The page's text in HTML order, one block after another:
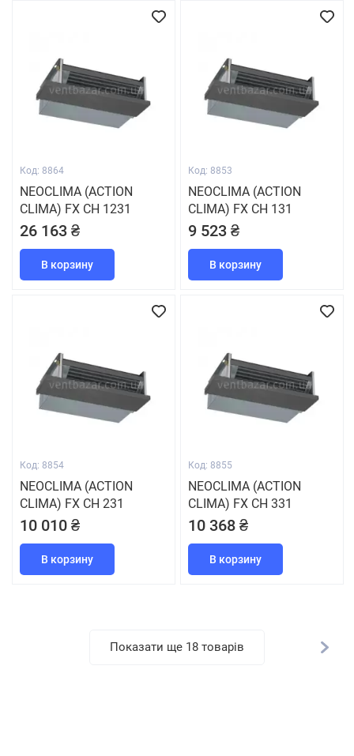
Код: 8864
NEOCLIMA (ACTION
CLIMA) FX CH 1231
26 163 ₴
В корзину
Код: 8853
NEOCLIMA (ACTION
CLIMA) FX CH 131
9 523 ₴
В корзину
Код: 8854
NEOCLIMA (ACTION
CLIMA) FX CH 231
10 010 ₴
В корзину
Код: 8855
NEOCLIMA (ACTION
CLIMA) FX CH 331
10 368 ₴
В корзину
Показати ще 18 товарів